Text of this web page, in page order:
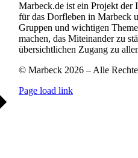
Marbeck.de ist ein Projekt der
für das Dorfleben in Marbeck
Gruppen und wichtigen
machen, das Miteinander zu
übersichtlichen Zugang zu
© Marbeck 2026 – Alle
Page load link